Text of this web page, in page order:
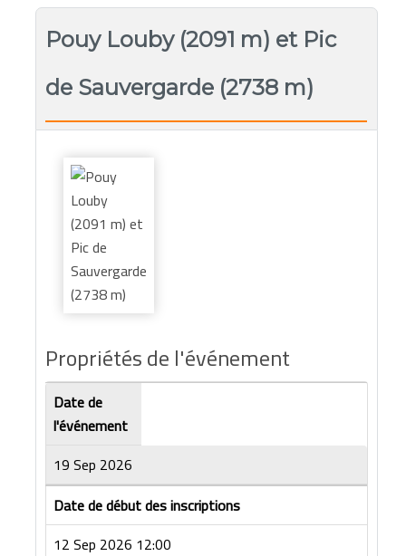
Pouy Louby (2091 m) et Pic
de Sauvergarde (2738 m)
Propriétés de l'événement
Date de
l'événement
19 Sep 2026
Date de début des inscriptions
12 Sep 2026 12:00